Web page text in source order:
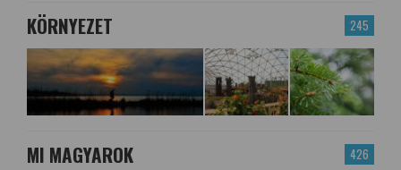
245
KÖRNYEZET
426
MI MAGYAROK